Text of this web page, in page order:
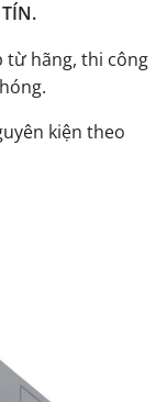
từ hãng, thi công
kiện theo